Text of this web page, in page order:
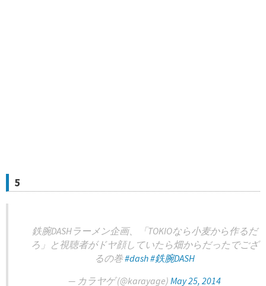
5
鉄腕DASHラーメン企画、「TOKIOなら小麦から作るだ
ろ」と視聴者がドヤ顔していたら畑からだったでござ
るの巻#dash#鉄腕DASH
— カラヤゲ (@karayage) May 25, 2014